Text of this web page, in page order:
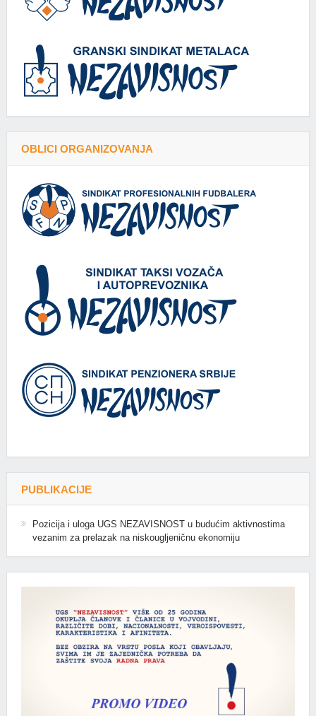
OBLICI ORGANIZOVANJA
PUBLIKACIJE
Pozicija i uloga UGS NEZAVISNOST u budućim aktivnostima
vezanim za prelazak na niskougljeničnu ekonomiju